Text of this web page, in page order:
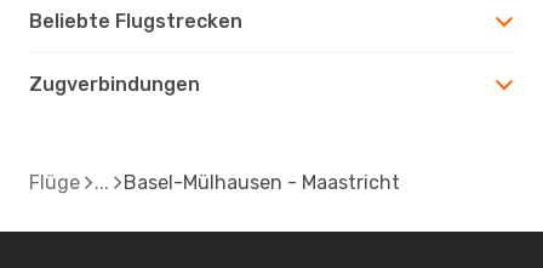
Beliebte Flugstrecken
Zugverbindungen
Flüge Basel-Mülhausen - Maastricht